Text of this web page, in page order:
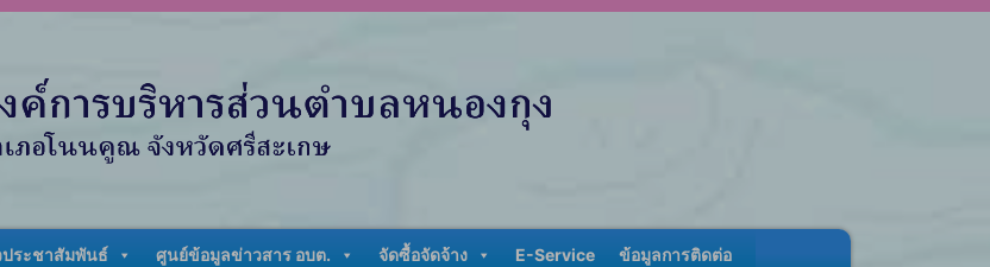
ระชาสัมพันธ์ ศูนย์ข้อมูลข่าวสาร อบต. จัดซื้อจัดจ้าง E-Service ข้อมูลการติดต่อ